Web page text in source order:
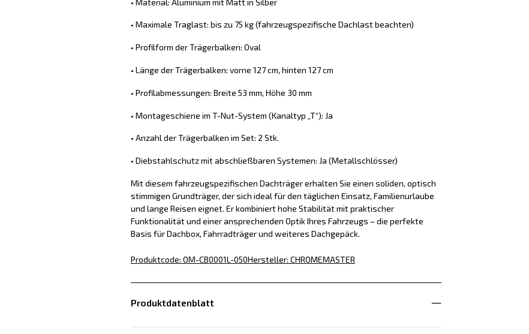
• Maximale Traglast: bis zu 75 kg (fahrzeugspezifische Dachlast beachten)
• Profilform der Trägerbalken: Oval
• Länge der Trägerbalken: vorne 127 cm, hinten 127 cm
• Profilabmessungen: Breite 53 mm, Höhe 30 mm
• Montageschiene im T-Nut-System (Kanaltyp „T“): Ja
• Anzahl der Trägerbalken im Set: 2 Stk.
• Diebstahlschutz mit abschließbaren Systemen: Ja (Metallschlösser)
Mit diesem fahrzeugspezifischen Dachträger erhalten Sie einen soliden, optisch
stimmigen Grundträger, der sich ideal für den täglichen Einsatz, Familienurlaube
und lange Reisen eignet. Er kombiniert hohe Stabilität mit praktischer
Funktionalität und einer ansprechenden Optik Ihres Fahrzeugs – die perfekte
Basis für Dachbox, Fahrradträger und weiteres Dachgepäck.
Produktcode: OM-CB0001L-050Hersteller: CHROMEMASTER
Produktdatenblatt